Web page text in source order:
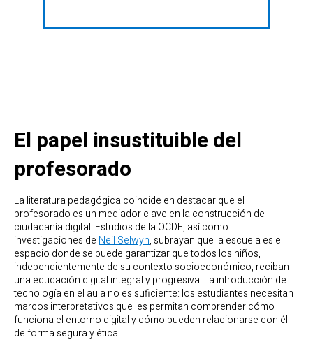
El papel insustituible del
profesorado
La literatura pedagógica coincide en destacar que el
profesorado es un mediador clave en la construcción de
ciudadanía digital. Estudios de la OCDE, así como
investigaciones de Neil Selwyn, subrayan que la escuela es el
espacio donde se puede garantizar que todos los niños,
independientemente de su contexto socioeconómico, reciban
una educación digital integral y progresiva. La introducción de
tecnología en el aula no es suficiente: los estudiantes necesitan
marcos interpretativos que les permitan comprender cómo
funciona el entorno digital y cómo pueden relacionarse con él
de forma segura y ética.